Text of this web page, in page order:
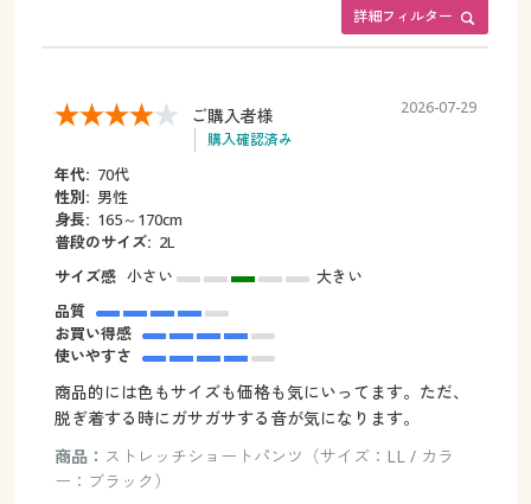
詳細フィルター
ご購入者様
購入確認済み
2026-07-29
年代: 70代
性別: 男性
身長: 165～170cm
普段のサイズ: 2L
サイズ感 小さい
大きい
品質
お買い得感
使いやすさ
商品的には色もサイズも価格も気にいってます。ただ、
脱ぎ着する時にガサガサする音が気になります。
商品： ストレッチショートパンツ（サイズ：LL / カラ
ー：ブラック）